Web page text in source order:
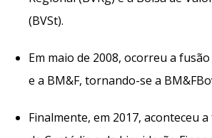
(BVSt).
Em maio de 2008, ocorreu a
e a BM&F, tornando-se a
Finalmente, em 2017, aconteceu